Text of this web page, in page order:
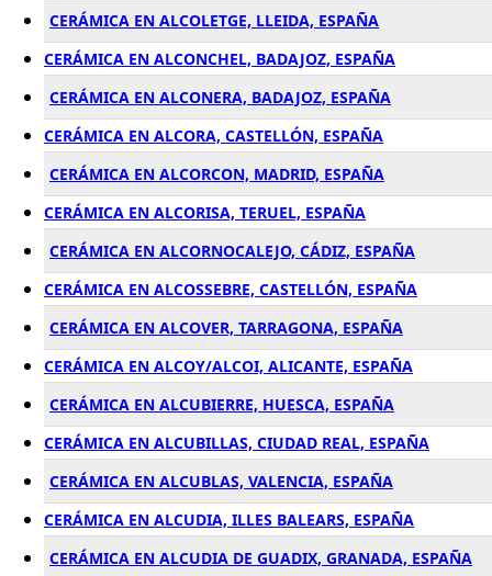
CERÁMICA EN ALCOLETGE, LLEIDA, ESPAÑA
CERÁMICA EN ALCONCHEL, BADAJOZ, ESPAÑA
CERÁMICA EN ALCONERA, BADAJOZ, ESPAÑA
CERÁMICA EN ALCORA, CASTELLÓN, ESPAÑA
CERÁMICA EN ALCORCON, MADRID, ESPAÑA
CERÁMICA EN ALCORISA, TERUEL, ESPAÑA
CERÁMICA EN ALCORNOCALEJO, CÁDIZ, ESPAÑA
CERÁMICA EN ALCOSSEBRE, CASTELLÓN, ESPAÑA
CERÁMICA EN ALCOVER, TARRAGONA, ESPAÑA
CERÁMICA EN ALCOY/ALCOI, ALICANTE, ESPAÑA
CERÁMICA EN ALCUBIERRE, HUESCA, ESPAÑA
CERÁMICA EN ALCUBILLAS, CIUDAD REAL, ESPAÑA
CERÁMICA EN ALCUBLAS, VALENCIA, ESPAÑA
CERÁMICA EN ALCUDIA, ILLES BALEARS, ESPAÑA
CERÁMICA EN ALCUDIA DE GUADIX, GRANADA, ESPAÑA